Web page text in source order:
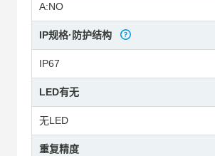
A:NO
IP规格·防护结构
IP67
LED有无
无LED
重复精度